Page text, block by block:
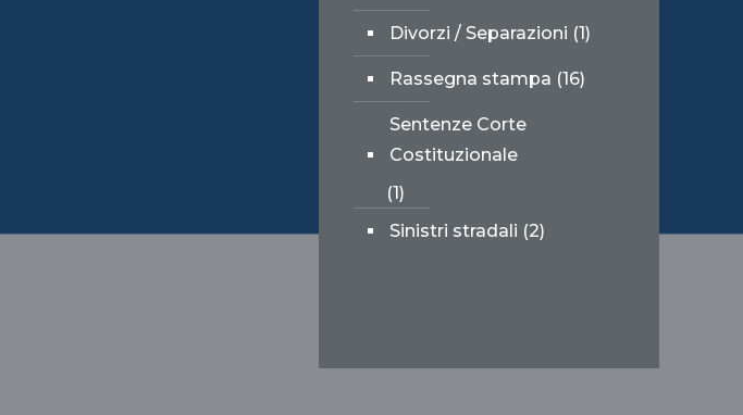
Divorzi / Separazioni (1)
Rassegna stampa (16)
Sentenze Corte
Costituzionale
(1)
Sinistri stradali (2)